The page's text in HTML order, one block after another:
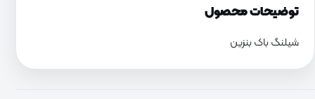
توضیحات محصول
شیلنگ باک بنزین